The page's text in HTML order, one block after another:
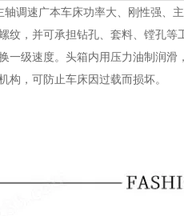
轴调速广本车床功率大、刚性强、
纹，并可承担钻孔、套料、镗孔
一级速度。头箱内用压力油制润滑
构，可防止车床因过载而损坏。